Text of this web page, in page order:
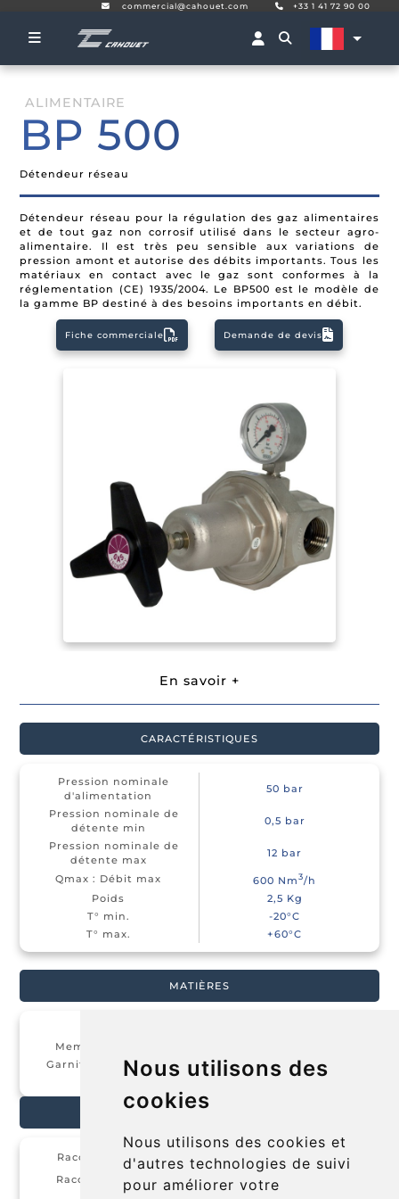
Nous utilisons des
cookies
Nous utilisons des cookies et
d'autres technologies de suivi
pour améliorer votre
BP 500
ALIMENTAIRE
Détendeur réseau
Détendeur réseau pour la régulation des gaz alimentaires
et de tout gaz non corrosif utilisé dans le secteur agro-
alimentaire. Il est très peu sensible aux variations de
pression amont et autorise des débits importants. Tous les
matériaux en contact avec le gaz sont conformes à la
réglementation (CE) 1935/2004. Le BP500 est le modèle de
la gamme BP destiné à des besoins importants en débit.
Fiche commerciale Demande de devis
En savoir +
CARACTÉRISTIQUES
Pression nominale
d'alimentation
50 bar
Pression nominale de
détente min
0,5 bar
Pression nominale de
détente max
12 bar
Qmax : Débit max 600 Nm3/h
Poids
2,5 Kg
T° min.
-20°C
T° max.
+60°C
MATIÈRES
Membrane/Piston
Garniture de clapet et
joints
EPDM
CONFIGURATION
Raccord d'entrée G 4
" F
Raccord de sortie
G
commercial@cahouet.com +33 1 41 72 90 00